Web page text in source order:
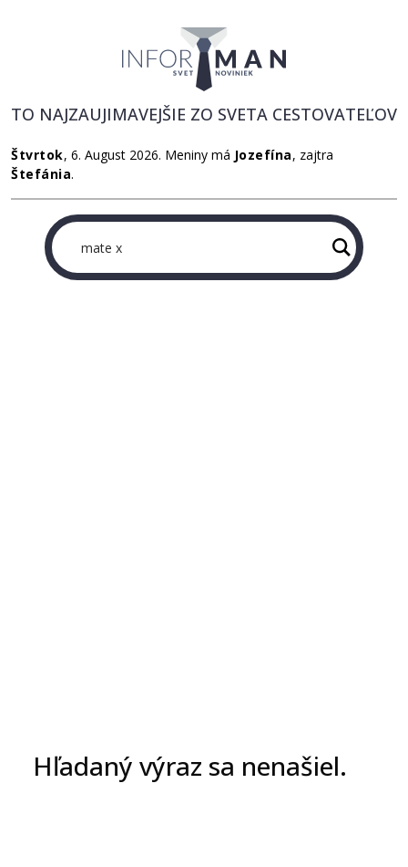
Štvrtok, 6. August 2026. Meniny má Jozefína, zajtra
Štefánia.
TO NAJZAUJIMAVEJŠIE ZO SVETA CESTOVATEĽOV
Hľadaný výraz sa nenašiel.